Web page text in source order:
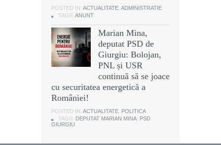
POSTED IN: ACTUALITATE ADMINISTRATIE
TAGS: ANUNT
Marian Mina,
deputat PSD de
Giurgiu: Bolojan,
PNL și USR
continuă să se joace
cu securitatea energetică a
României!
POSTED IN: ACTUALITATE POLITICA
TAGS: DEPUTAT MARIAN MINA PSD
GIURGIU